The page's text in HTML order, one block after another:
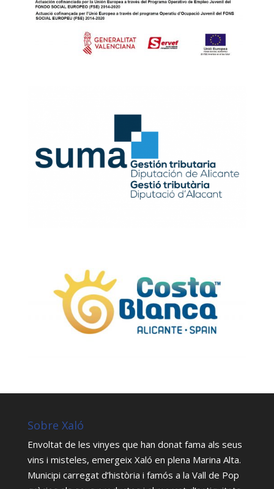
Sobre Xaló
Envoltat de les vinyes que han donat fama als seus
vins i misteles, emergeix Xaló en plena Marina Alta.
Municipi carregat d’història i famós a la Vall de Pop